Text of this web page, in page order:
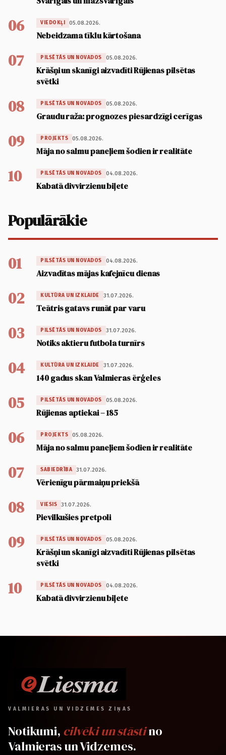
06 VIEDOKĻI 05.08.2026.
Nebeidzama tīklu kārtošana
07 PILSĒTĀS UN NOVADOS 05.08.2026.
Krāšņi un skanīgi aizvadīti Rūjienas pilsētas
svētki
08 PILSĒTĀS UN NOVADOS 05.08.2026.
Graudu raža: prognozes piesardzīgi cerīgas
09 PROJEKTS 05.08.2026.
Māja no salmu paneļiem šodien ir realitāte
10 PILSĒTĀS UN NOVADOS 04.08.2026.
Kabatā divvirzienu biļete
Populārākie
01 PILSĒTĀS UN NOVADOS 04.08.2026.
Aizvadītas mājas kafejnīcu dienas
02 KULTŪRA UN IZKLAIDE 31.07.2026.
Teātris gatavs runāt par varu
03 PILSĒTĀS UN NOVADOS 31.07.2026.
Notiks aktieru futbola turnīrs
04 KULTŪRA UN IZKLAIDE 31.07.2026.
140 gadus skan Valmieras ērģeles
05 PILSĒTĀS UN NOVADOS 05.08.2026.
Rūjienas aptiekai – 185
06 PROJEKTS 05.08.2026.
Māja no salmu paneļiem šodien ir realitāte
07 SABIEDRĪBA 31.07.2026.
Vērienīgu pārmaiņu priekšā
08 VIESIS 31.07.2026.
Pievilkušies pretpoli
09 PILSĒTĀS UN NOVADOS 05.08.2026.
Krāšņi un skanīgi aizvadīti Rūjienas pilsētas
svētki
10 PILSĒTĀS UN NOVADOS 04.08.2026.
Kabatā divvirzienu biļete
VALMIERAS UN VIDZEMES ZIŅAS
Notikumi, cilvēki un stāstino
Valmieras un Vidzemes.